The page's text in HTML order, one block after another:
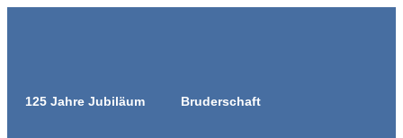
125 Jahre Jubiläum Bruderschaft